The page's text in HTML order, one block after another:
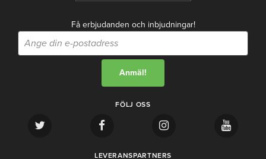
Få erbjudanden och inbjudningar!
FÖLJ OSS
LEVERANSPARTNERS